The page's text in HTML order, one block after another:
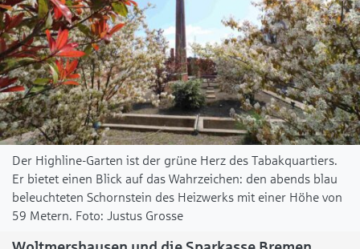
Der Highline-Garten ist der grüne Herz des Tabakquartiers.
Er bietet einen Blick auf das Wahrzeichen: den abends blau
beleuchteten Schornstein des Heizwerks mit einer Höhe von
59 Metern.
Justus Grosse